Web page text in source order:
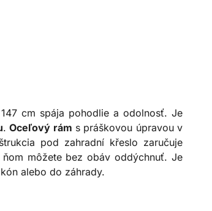
cm spája pohodlie a odolnosť. Je
.Oceľový rám s práškovou úpravou v
pod zahradní křeslo zaručuje
môžete bez obáv oddýchnuť. Je
alebo do záhrady.